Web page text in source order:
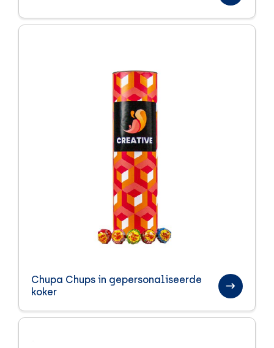
Chupa Chups in gepersonaliseerde
koker